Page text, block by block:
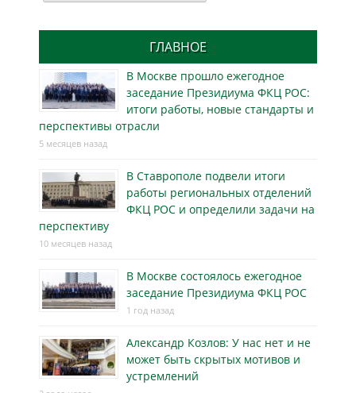
ГЛАВНОЕ
В Москве прошло ежегодное
заседание Президиума ФКЦ РОС:
итоги работы, новые стандарты и
перспективы отрасли
5 месяцев назад
В Ставрополе подвели итоги
работы региональных отделений
ФКЦ РОС и определили задачи на
перспективу
10 месяцев назад
В Москве состоялось ежегодное
заседание Президиума ФКЦ РОС
1 год назад
Александр Козлов: У нас нет и не
может быть скрытых мотивов и
устремлений